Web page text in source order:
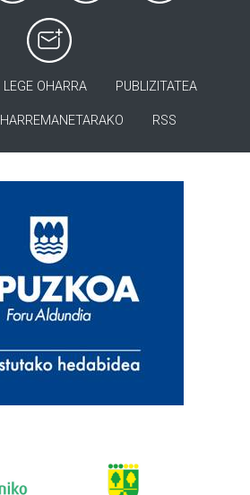
LEGE OHARRA PUBLIZITATEA
HARREMANETARAKO RSS